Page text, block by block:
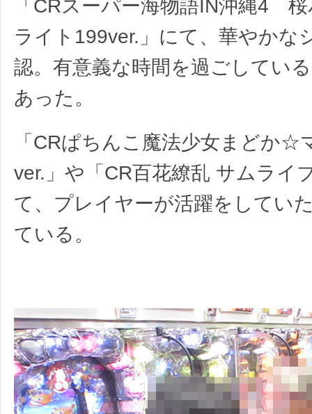
「CRスーパー海物語IN沖縄4
ライト199ver.」にて、華やかな
認。有意義な時間を過ごしてい
あった。
「CRぱちんこ魔法少女まどか☆
ver.」や「CR百花繚乱 サムライ
て、プレイヤーが活躍をしてい
ている。